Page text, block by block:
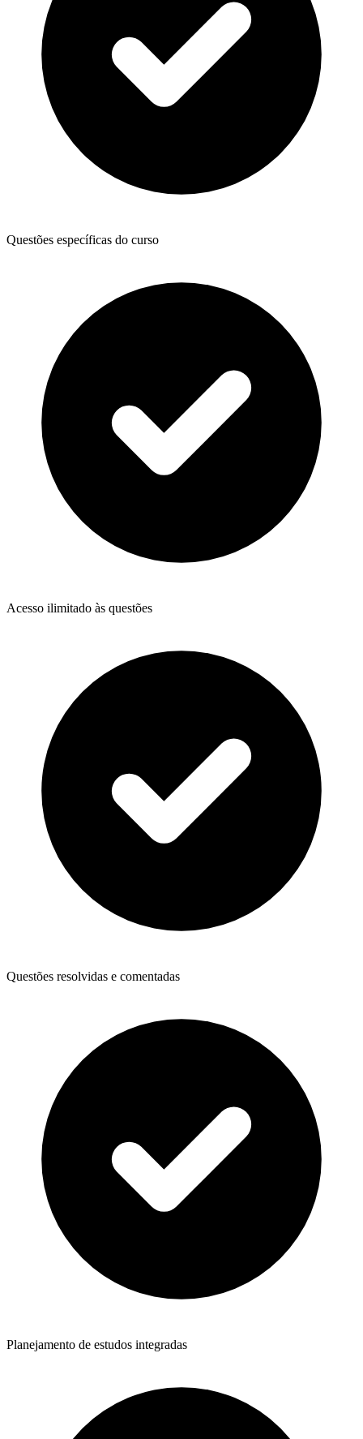
Questões específicas do curso
Acesso ilimitado às questões
Questões resolvidas e comentadas
Planejamento de estudos integradas